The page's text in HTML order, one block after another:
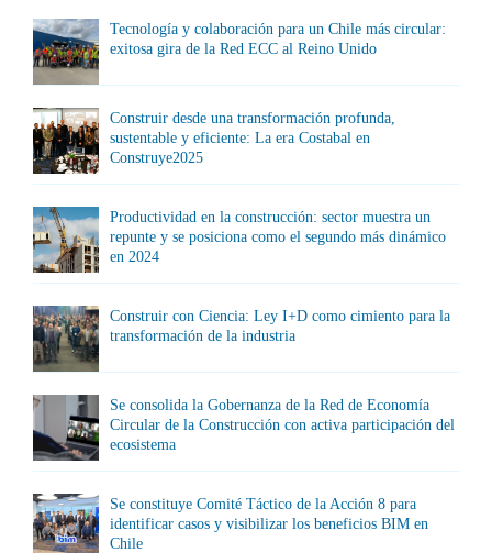
Tecnología y colaboración para un Chile más circular:
exitosa gira de la Red ECC al Reino Unido
Construir desde una transformación profunda,
sustentable y eficiente: La era Costabal en
Construye2025
Productividad en la construcción: sector muestra un
repunte y se posiciona como el segundo más dinámico
en 2024
Construir con Ciencia: Ley I+D como cimiento para la
transformación de la industria
Se consolida la Gobernanza de la Red de Economía
Circular de la Construcción con activa participación del
ecosistema
Se constituye Comité Táctico de la Acción 8 para
identificar casos y visibilizar los beneficios BIM en
Chile